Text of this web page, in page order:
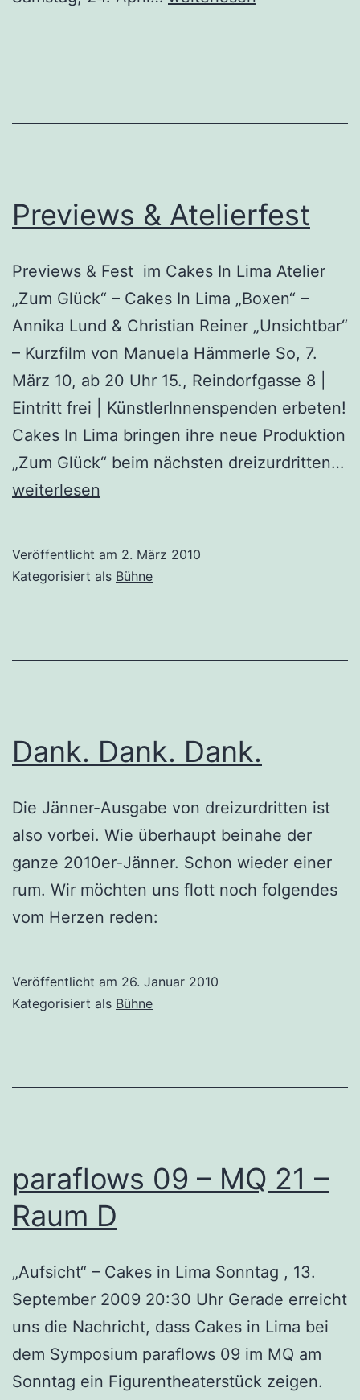
Previews & Atelierfest
Previews & Fest im Cakes In Lima Atelier
„Zum Glück“ – Cakes In Lima „Boxen“ –
Annika Lund & Christian Reiner „Unsichtbar“
– Kurzfilm von Manuela Hämmerle So, 7.
März 10, ab 20 Uhr 15., Reindorfgasse 8 |
Eintritt frei | KünstlerInnenspenden erbeten!
Cakes In Lima bringen ihre neue Produktion
„Zum Glück“ beim nächsten dreizurdritten…
Previews
weiterlesen
Veröffentlicht am 2. März 2010
Kategorisiert als Bühne
Dank. Dank. Dank.
Die Jänner-Ausgabe von dreizurdritten ist
also vorbei. Wie überhaupt beinahe der
ganze 2010er-Jänner. Schon wieder einer
rum. Wir möchten uns flott noch folgendes
vom Herzen reden:
Veröffentlicht am 26. Januar 2010
Kategorisiert als Bühne
paraflows 09 – MQ 21 –
Raum D
„Aufsicht“ – Cakes in Lima Sonntag , 13.
September 2009 20:30 Uhr Gerade erreicht
uns die Nachricht, dass Cakes in Lima bei
dem Symposium paraflows 09 im MQ am
Sonntag ein Figurentheaterstück zeigen.